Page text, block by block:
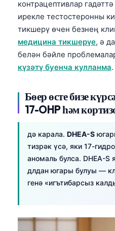
контрацептивлар
ирекле тестостеронны
тикшерү өчен безнең
медицина тикшерүе, ә
белән бәйле
күзәтү буенча кулланма.
Бөер өсте бизе
17-OHP һәм
дә карала. DHEA-S
тизрәк үсә, яки 17-
аномаль булса. DHEA-
длдан югары булуы —
генә «игътибарсыз
Bosanski
Eesti
日本語
Čeština
ქართული
Lietuvių kalba
한국어
Slovenščina
Magyar
Shqip
বাংলা